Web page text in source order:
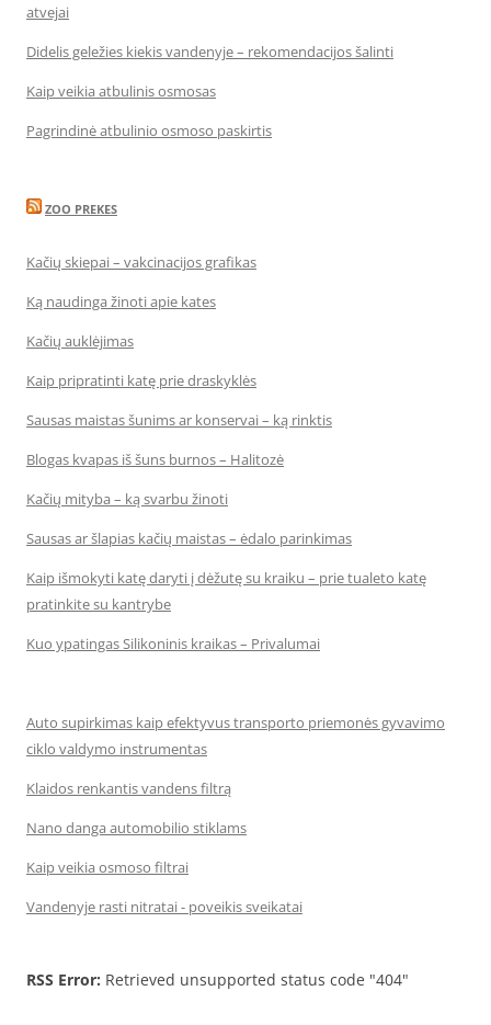
atvejai
Didelis geležies kiekis vandenyje – rekomendacijos šalinti
Kaip veikia atbulinis osmosas
Pagrindinė atbulinio osmoso paskirtis
ZOO PREKES
Kačių skiepai – vakcinacijos grafikas
Ką naudinga žinoti apie kates
Kačių auklėjimas
Kaip pripratinti katę prie draskyklės
Sausas maistas šunims ar konservai – ką rinktis
Blogas kvapas iš šuns burnos – Halitozė
Kačių mityba – ką svarbu žinoti
Sausas ar šlapias kačių maistas – ėdalo parinkimas
Kaip išmokyti katę daryti į dėžutę su kraiku – prie tualeto katę
pratinkite su kantrybe
Kuo ypatingas Silikoninis kraikas – Privalumai
Auto supirkimas kaip efektyvus transporto priemonės gyvavimo
ciklo valdymo instrumentas
Klaidos renkantis vandens filtrą
Nano danga automobilio stiklams
Kaip veikia osmoso filtrai
Vandenyje rasti nitratai - poveikis sveikatai
RSS Error: Retrieved unsupported status code "404"